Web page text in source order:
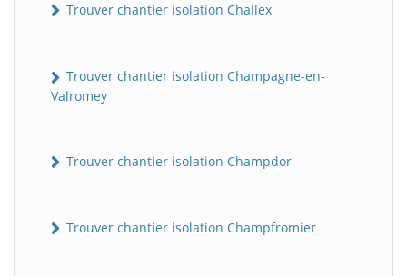
Trouver chantier isolation Challex
Trouver chantier isolation Champagne-en-
Valromey
Trouver chantier isolation Champdor
Trouver chantier isolation Champfromier